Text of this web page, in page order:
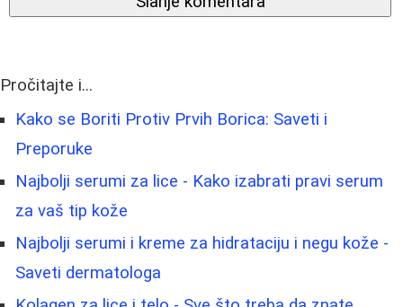
Pročitajte i...
Kako se Boriti Protiv Prvih Borica: Saveti i
Preporuke
Najbolji serumi za lice - Kako izabrati pravi serum
za vaš tip kože
Najbolji serumi i kreme za hidrataciju i negu kože -
Saveti dermatologa